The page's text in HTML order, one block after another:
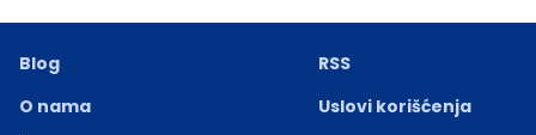
Blog
O nama
RSS
Uslovi korišćenja